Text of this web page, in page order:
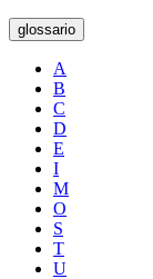
glossario
A
B
C
D
E
I
M
O
S
T
U